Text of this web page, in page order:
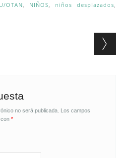
OTAN NIÑOS niños desplazados
no será publicada. Los campos
*